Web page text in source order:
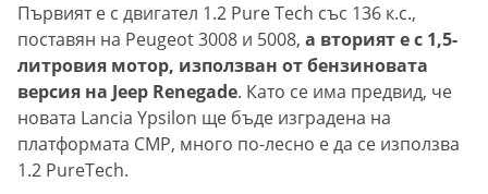
Първият е с двигател 1.2 Pure Tech със 136 к.с.,
поставян на Peugeot 3008 и 5008, а вторият е с 1,5-
литровия мотор, използван от бензиновата
версия на Jeep Renegade. Като се има предвид, че
новата Lancia Ypsilon ще бъде изградена на
платформата CMP, много по-лесно e да се използва
1.2 PureTech.